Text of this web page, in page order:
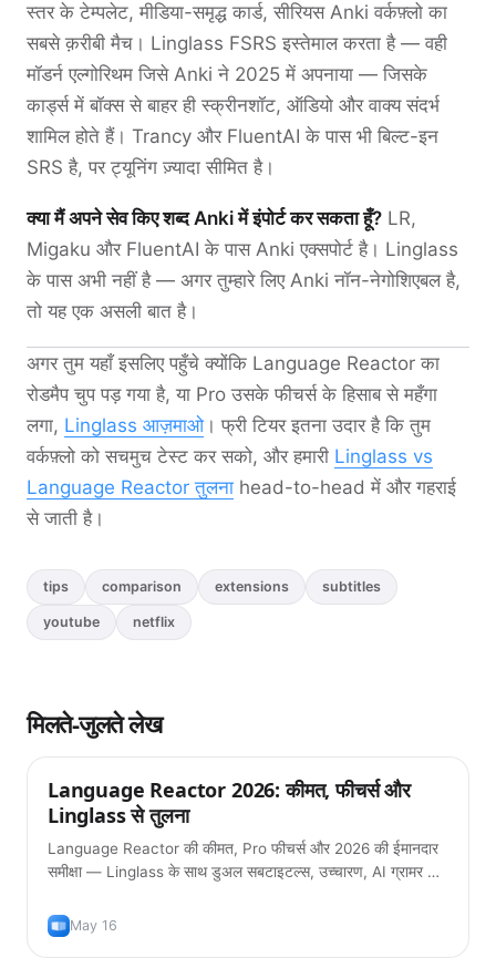
स्तर के टेम्पलेट, मीडिया-समृद्ध कार्ड, सीरियस Anki वर्कफ़्लो का
सबसे क़रीबी मैच। Linglass FSRS इस्तेमाल करता है — वही
मॉडर्न एल्गोरिथम जिसे Anki ने 2025 में अपनाया — जिसके
कार्ड्स में बॉक्स से बाहर ही स्क्रीनशॉट, ऑडियो और वाक्य संदर्भ
शामिल होते हैं। Trancy और FluentAI के पास भी बिल्ट-इन
SRS है, पर ट्यूनिंग ज़्यादा सीमित है।
क्या मैं अपने सेव किए शब्द Anki में इंपोर्ट कर सकता हूँ? LR,
Migaku और FluentAI के पास Anki एक्सपोर्ट है। Linglass
के पास अभी नहीं है — अगर तुम्हारे लिए Anki नॉन-नेगोशिएबल है,
तो यह एक असली बात है।
अगर तुम यहाँ इसलिए पहुँचे क्योंकि Language Reactor का
रोडमैप चुप पड़ गया है, या Pro उसके फीचर्स के हिसाब से महँगा
लगा, Linglass आज़माओ। फ्री टियर इतना उदार है कि तुम
वर्कफ़्लो को सचमुच टेस्ट कर सको, और हमारी Linglass vs
Language Reactor तुलना head-to-head में और गहराई
से जाती है।
tips comparison extensions subtitles
youtube netflix
मिलते-जुलते लेख
टिप्स
Language Reactor 2026: कीमत, फीचर्स और
Linglass से तुलना
Language Reactor की कीमत, Pro फीचर्स और 2026 की ईमानदार
समीक्षा — Linglass के साथ डुअल सबटाइटल्स, उच्चारण, AI ग्रामर और
May 16